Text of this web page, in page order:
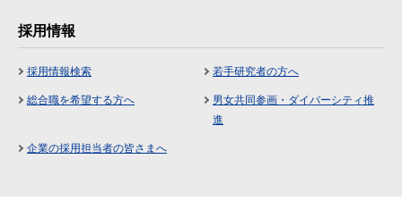
採用情報
採用情報検索 若手研究者の方へ
総合職を希望する方へ
男女共同参画・ダイバーシティ推
進
企業の採用担当者の皆さまへ